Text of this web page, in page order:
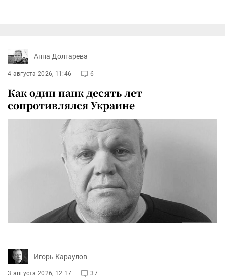
Анна Долгарева
4 августа 2026, 11:46 6
Как один панк десять лет
сопротивлялся Украине
Игорь Караулов
3 августа 2026, 12:17 37